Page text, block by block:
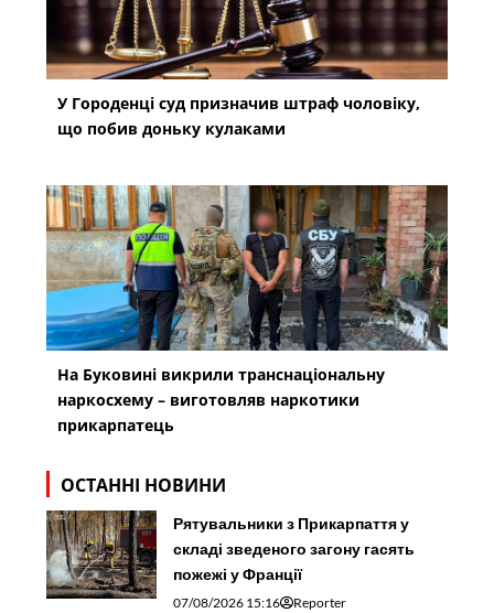
У Городенці суд призначив штраф чоловіку,
що побив доньку кулаками
На Буковині викрили транснаціональну
наркосхему – виготовляв наркотики
прикарпатець
ОСТАННІ НОВИНИ
Рятувальники з Прикарпаття у
складі зведеного загону гасять
пожежі у Франції
07/08/2026 15:16 Reporter